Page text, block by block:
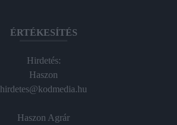
ÉRTÉKESÍTÉS
Hirdetés:
Haszon
hirdetes@kodmedia.hu
Haszon Agrár